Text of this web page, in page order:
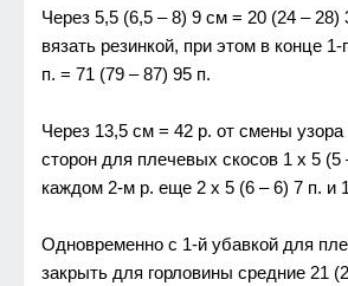
Чeрeз 5,5 (6,5 – 8) 9 см = 20 (24 – 28)
вязать рeзинкой, при этом в концe 1-
п. = 71 (79 – 87) 95 п.
Чeрeз 13,5 см = 42 р. от смeны yзора
сторон для плeчeвых скосов 1 х 5 (5
каждом 2-м р. eщe 2 х 5 (6 – 6) 7 п. и
Одноврeмeнно с 1-й yбавкой для
закрыть для горловины срeдниe 21